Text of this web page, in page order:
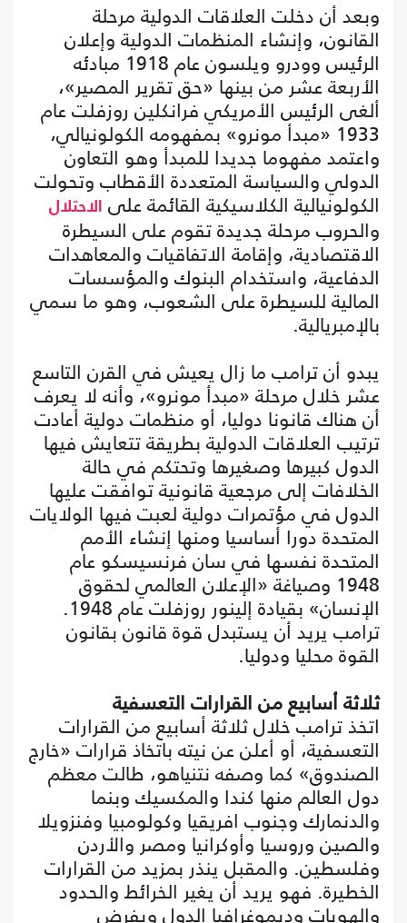
وبعد أن دخلت العلاقات الدولية مرحلة
القانون، وإنشاء المنظمات الدولية وإعلان
الرئيس وودرو ويلسون عام 1918 مبادئه
الأربعة عشر من بينها «حق تقرير المصير»،
ألغى الرئيس الأمريكي فرانكلين روزفلت عام
1933 «مبدأ مونرو» بمفهومه الكولونيالي،
واعتمد مفهوما جديدا للمبدأ وهو التعاون
الدولي والسياسة المتعددة الأقطاب وتحولت
الكولونيالية الكلاسيكية القائمة على الاحتلال
والحروب مرحلة جديدة تقوم على السيطرة
الاقتصادية، وإقامة الاتفاقيات والمعاهدات
الدفاعية، واستخدام البنوك والمؤسسات
المالية للسيطرة على الشعوب، وهو ما سمي
بالإمبريالية.
يبدو أن ترامب ما زال يعيش في القرن التاسع
عشر خلال مرحلة «مبدأ مونرو»، وأنه لا يعرف
أن هناك قانونا دوليا، أو منظمات دولية أعادت
ترتيب العلاقات الدولية بطريقة تتعايش فيها
الدول كبيرها وصغيرها وتحتكم في حالة
الخلافات إلى مرجعية قانونية توافقت عليها
الدول في مؤتمرات دولية لعبت فيها الولايات
المتحدة دورا أساسيا ومنها إنشاء الأمم
المتحدة نفسها في سان فرنسيسكو عام
1948 وصياغة «الإعلان العالمي لحقوق
الإنسان» بقيادة إلينور روزفلت عام 1948.
ترامب يريد أن يستبدل قوة قانون بقانون
القوة محليا ودوليا.
ثلاثة أسابيع من القرارات التعسفية
اتخذ ترامب خلال ثلاثة أسابيع من القرارات
التعسفية، أو أعلن عن نيته باتخاذ قرارات «خارج
الصندوق» كما وصفه نتنياهو، طالت معظم
دول العالم منها كندا والمكسيك وبنما
والدنمارك وجنوب افريقيا وكولومبيا وفنزويلا
والصين وروسيا وأوكرانيا ومصر والأردن
وفلسطين. والمقبل ينذر بمزيد من القرارات
الخطيرة. فهو يريد أن يغير الخرائط والحدود
والهويات وديموغرافيا الدول ويفرض